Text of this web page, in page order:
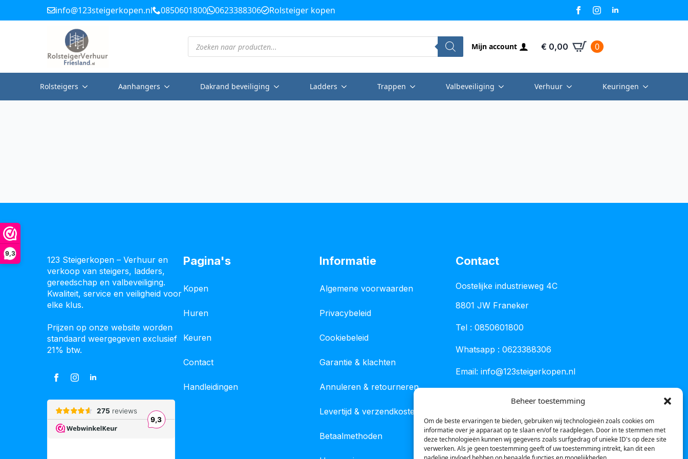
9,3
Beheer toestemming
Om de beste ervaringen te bieden, gebruiken wij technologieën zoals cookies om
informatie over je apparaat op te slaan en/of te raadplegen. Door in te stemmen met
deze technologieën kunnen wij gegevens zoals surfgedrag of unieke ID's op deze site
verwerken. Als je geen toestemming geeft of uw toestemming intrekt, kan dit een
info@123steigerkopen.nl 0850601800 0623388306 Rolsteiger kopen
Producten
zoeken Mijn account € 0,00 0
Rolsteigers Aanhangers Dakrand beveiliging Ladders Trappen Valbeveiliging Verhuur Keuringen
123 Steigerkopen – Verhuur en
verkoop van steigers, ladders,
gereedschap en valbeveiliging.
Kwaliteit, service en veiligheid voor
elke klus.
Prijzen op onze website worden
standaard weergegeven exclusief
21% btw.
Pagina's
Kopen
Huren
Keuren
Contact
Handleidingen
Informatie
Algemene voorwaarden
Privacybeleid
Cookiebeleid
Garantie & klachten
Annuleren & retourneren
Levertijd & verzendkosten
Betaalmethoden
Contact
Oostelijke industrieweg 4C
8801 JW Franeker
Tel : 0850601800
Whatsapp : 0623388306
Email: info@123steigerkopen.nl